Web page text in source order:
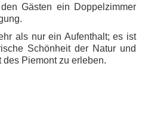
Gästen ein Doppelzimmer
als nur ein Aufenthalt; es ist
Schönheit der Natur und
Piemont zu erleben.